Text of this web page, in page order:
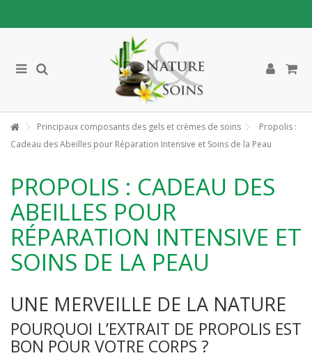
Principaux composants des gels et crèmes de soins
Propolis :
Cadeau des Abeilles pour Réparation Intensive et Soins de la Peau
PROPOLIS : CADEAU DES
ABEILLES POUR
RÉPARATION INTENSIVE ET
SOINS DE LA PEAU
UNE MERVEILLE DE LA NATURE
POURQUOI L’EXTRAIT DE PROPOLIS EST
BON POUR VOTRE CORPS ?